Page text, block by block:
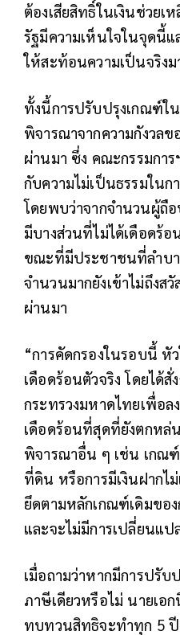
ต้องเสียสิทธิ์ในเงินช่วยเ
รัฐมีความเห็นใจในจุดนี้
ให้สะท้อนความเป็นจริง
ทั้งนี้การปรับปรุงเกณฑ์ใ
พิจารณาจากความกังวล
ผ่านมา ซึ่ง คณะกรรมการ
กับความไม่เป็นธรรมในก
โดยพบว่าจากจำนวนผู้ถื
มีบางส่วนที่ไม่ได้เดือดร้อ
ขณะที่มีประชาชนที่ลำบ
จำนวนมากยังเข้าไม่ถึงส
ผ่านมา
“การคัดกรองในรอบนี้ หั
เดือดร้อนตัวจริง โดยได้
กระทรวงมหาดไทยเพื่อ
เดือดร้อนที่สุดที่ยังตกหล่
พิจารณาอื่น ๆ เช่น เกณ
ที่ดิน หรือการมีเงินฝากไ
ยึดตามหลักเกณฑ์เดิมขอ
และจะไม่มีการเปลี่ยนแ
เมื่อถามว่าหากมีการปรั
ภาษีเดียวหรือไม่ นายเอ
ทบทวนสิทธิจะทำทุก 5 ปี